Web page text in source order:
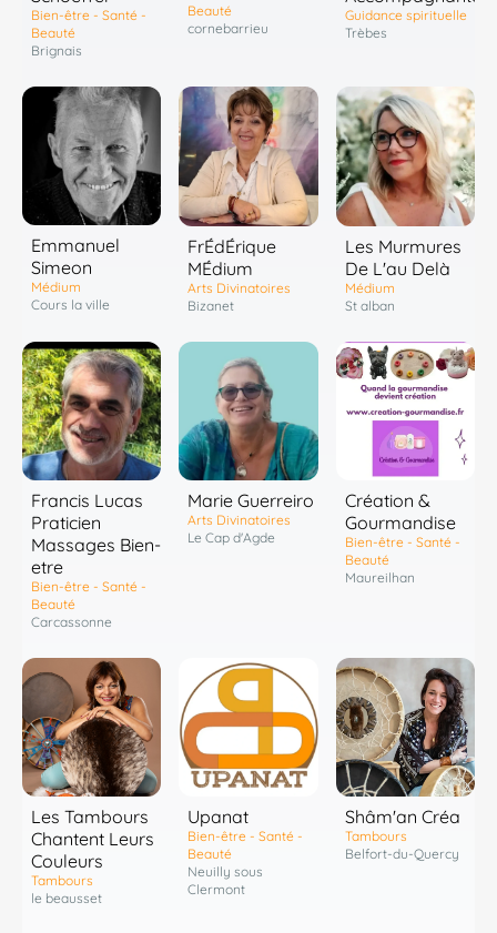
Bien-être - Santé -
Beauté
Brignais
Beauté
cornebarrieu
Guidance spirituelle
Trèbes
Emmanuel
Simeon
Médium
Cours la ville
FrÉdÉrique
MÉdium
Arts Divinatoires
Bizanet
Les Murmures
De L'au Delà
Médium
St alban
Francis Lucas
Praticien
Massages Bien-
etre
Bien-être - Santé -
Beauté
Carcassonne
Marie Guerreiro
Arts Divinatoires
Le Cap d'Agde
Création &
Gourmandise
Bien-être - Santé -
Beauté
Maureilhan
Les Tambours
Chantent Leurs
Couleurs
Tambours
le beausset
Upanat
Bien-être - Santé -
Beauté
Neuilly sous
Clermont
Shâm'an Créa
Tambours
Belfort-du-Quercy